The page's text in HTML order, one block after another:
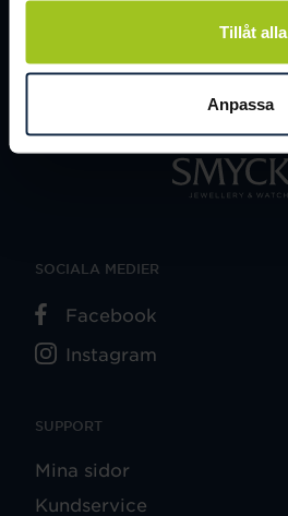
Tillåt alla
Anpassa
SUPPORT
Mina sidor
Kundservice
SOCIALA MEDIER
Facebook
Instagram